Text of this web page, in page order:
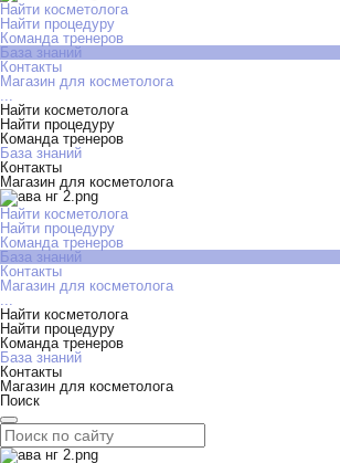
Найти косметолога
Найти процедуру
Команда тренеров
База знаний
Контакты
Магазин для косметолога
...
Найти косметолога
Найти процедуру
Команда тренеров
База знаний
Контакты
Магазин для косметолога
Найти косметолога
Найти процедуру
Команда тренеров
База знаний
Контакты
Магазин для косметолога
...
Найти косметолога
Найти процедуру
Команда тренеров
База знаний
Контакты
Магазин для косметолога
Поиск